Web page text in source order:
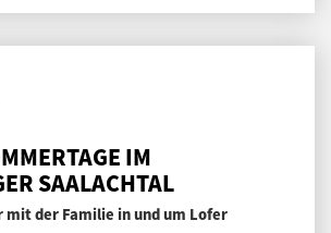
IM
SAALACHTAL
mit der Familie in und um Lofer